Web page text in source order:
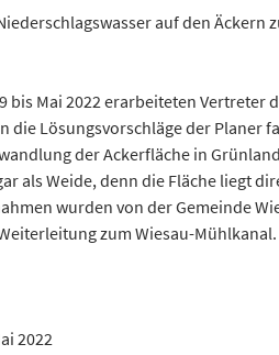
auf den
bis Mai 2022 erarbeiteten
die Lösungsvorschläge der
der Ackerfläche in
als Weide, denn die Fläche liegt
wurden von der Gemeinde
zum Wiesau-
2022